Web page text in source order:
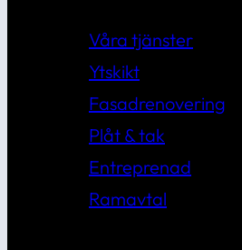
Våra tjänster
Ytskikt
Fasadrenovering
Plåt & tak
Entreprenad
Ramavtal